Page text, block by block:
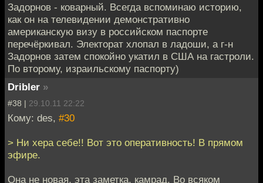
Задорнов - коварный. Всегда вспоминаю историю,
как он на телевидении демонстративно
американскую визу в российском паспорте
перечёркивал. Электорат хлопал в ладоши, а г-н
Задорнов затем спокойно укатил в США на гастроли.
По второму, израильскому паспорту)
Dribler »
#38 | 29.10.11 22:22
Кому: des, #30
> Ни хера себе!! Вот это оперативность! В прямом
эфире.
Она не новая, эта заметка, камрад. Во всяком